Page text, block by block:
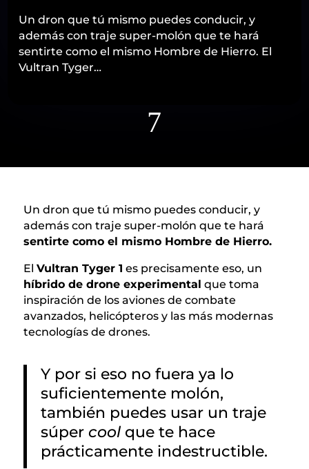
Un dron que tú mismo puedes conducir, y
además con traje super-molón que te hará
sentirte como el mismo Hombre de Hierro. El
Vultran Tyger…
7
Un dron que tú mismo puedes conducir, y
además con traje super-molón que te hará
sentirte como el mismo Hombre de Hierro.
El Vultran Tyger 1 es precisamente eso, un
híbrido de drone experimental que toma
inspiración de los aviones de combate
avanzados, helicópteros y las más modernas
tecnologías de drones.
Y por si eso no fuera ya lo
suficientemente molón,
también puedes usar un traje
súper coolque te hace
prácticamente indestructible.